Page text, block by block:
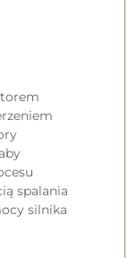
spalania
silnika